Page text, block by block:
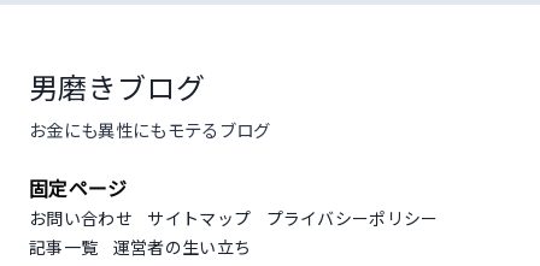
男磨きブログ
お金にも異性にもモテるブログ
固定ページ
お問い合わせ サイトマップ
プライバシーポリシー
記事一覧
運営者の生い立ち